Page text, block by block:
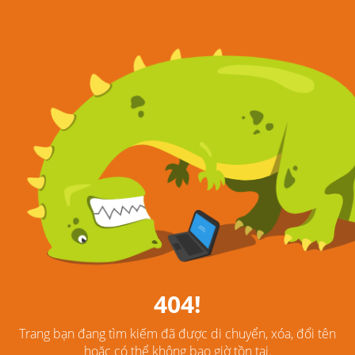
404!
Trang bạn đang tìm kiếm đã được di chuyển, xóa, đổi tên
hoặc có thể không bao giờ tồn tại.